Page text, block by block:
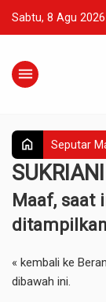
Sabtu, 8 Agu 2026
menu
home Seputar
SUKRIANI
Maaf, saat
« kembali ke
dibawah ini.